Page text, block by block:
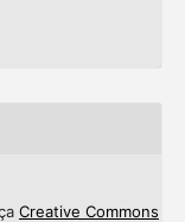
Creative Commons